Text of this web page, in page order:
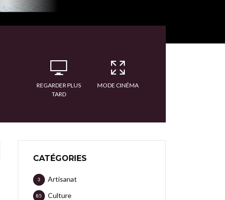
REGARDER PLUS
TARD
MODE CINÉMA
CATÉGORIES
Artisanat
3
Culture
85